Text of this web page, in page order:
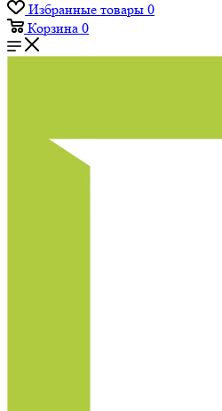
Избранные товары 0
Корзина 0